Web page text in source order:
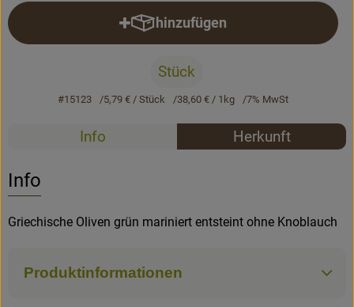
hinzufügen
Produkt zum Warenkorb
Stück
#15123 5,79 € / Stück 38,60 € / 1kg 7% MwSt
Rezepte
Info Herkunft
Info
Griechische Oliven grün mariniert entsteint ohne Knoblauch
Produktinformationen